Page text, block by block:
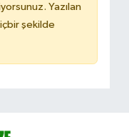
Yazılan
şekilde